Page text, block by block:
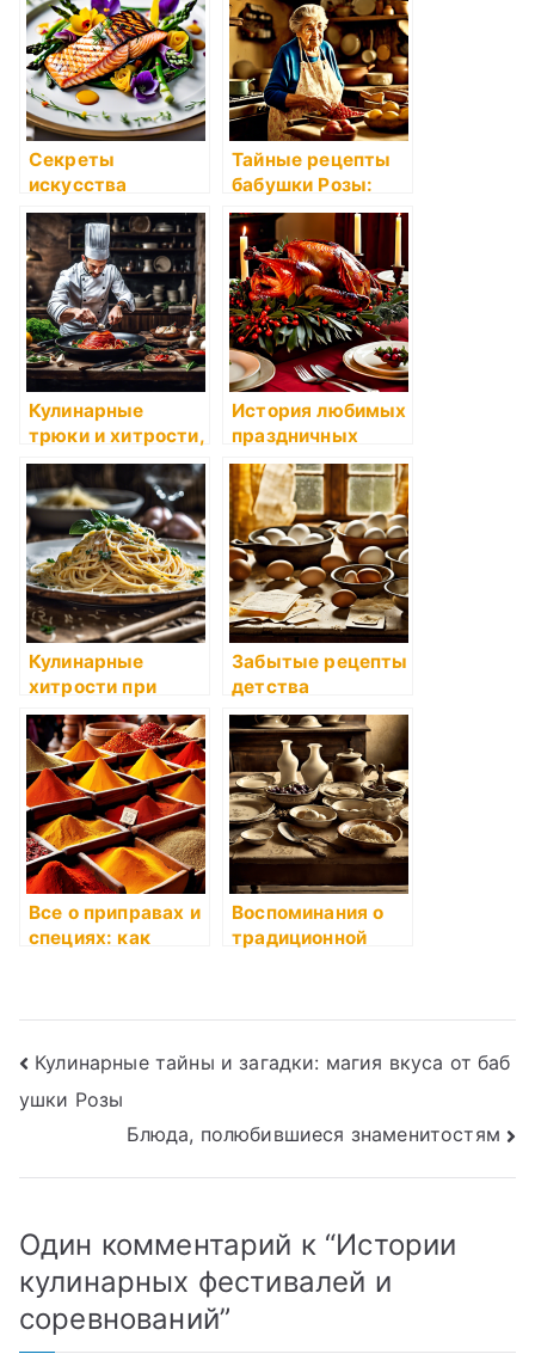
Секреты
искусства
украшения блюд:
простые приемы и
идеи
Тайные рецепты
бабушки Розы:
семейное
наследие вкусов и
ароматов
Кулинарные
трюки и хитрости,
которые помогут
вам стать
настоящим
мастером
История любимых
праздничных
блюд
Кулинарные
хитрости при
приготовлении
самых
популярных блюд
Забытые рецепты
детства
Все о приправах и
специях: как
Воспоминания о
традиционной
Навигация
по
записям
Кулинарные тайны и загадки: магия вкуса от баб
ушки Розы
Блюда, полюбившиеся знаменитостям
Один комментарий к “Истории
кулинарных фестивалей и
соревнований”